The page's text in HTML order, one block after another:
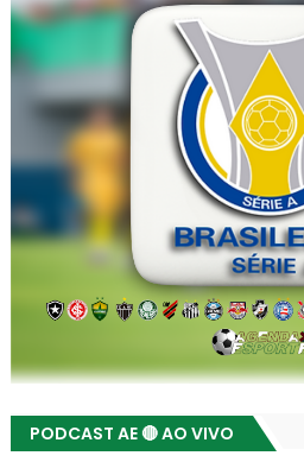
PODCAST AE 🔴 AO VIVO